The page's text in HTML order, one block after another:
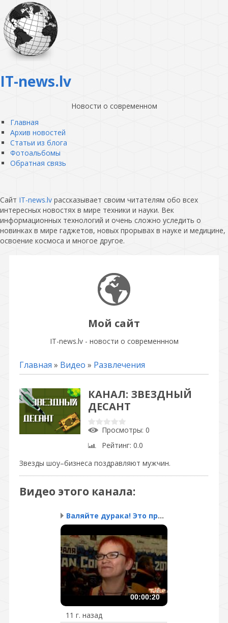
IT-news.lv
Новости о современном
Главная
Архив новостей
Статьи из блога
Фотоальбомы
Обратная связь
Сайт IT-news.lv рассказывает своим читателям обо всех
интересных новостях в мире техники и науки. Век
информационных технологий и очень сложно уследить о
новинках в мире гаджетов, новых прорывах в науке и медицине,
освоение космоса и многое другое.
Мой сайт
IT-news.lv - новости о современнном
Главная » Видео » Развлечения
КАНАЛ: ЗВЕЗДНЫЙ
ДЕСАНТ
Просмотры: 0
Рейтинг: 0.0
Звезды шоу–бизнеса поздравляют мужчин.
Видео этого канала:
Валяйте дурака! Это при...
00:00:20
11 г. назад